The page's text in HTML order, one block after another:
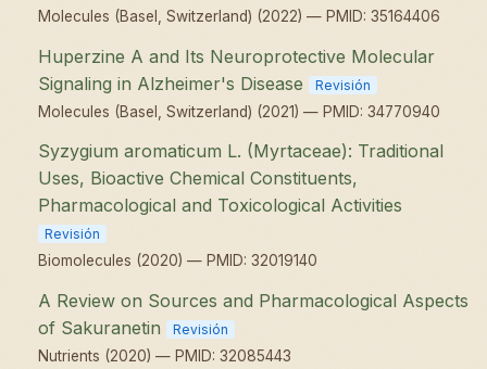
Molecules (Basel, Switzerland) (2022) — PMID: 35164406
Huperzine A and Its Neuroprotective Molecular
Signaling in Alzheimer's Disease
Revisión
Molecules (Basel, Switzerland) (2021) — PMID: 34770940
Syzygium aromaticum L. (Myrtaceae): Traditional
Uses, Bioactive Chemical Constituents,
Pharmacological and Toxicological Activities
Revisión
Biomolecules (2020) — PMID: 32019140
A Review on Sources and Pharmacological Aspects
of Sakuranetin
Revisión
Nutrients (2020) — PMID: 32085443